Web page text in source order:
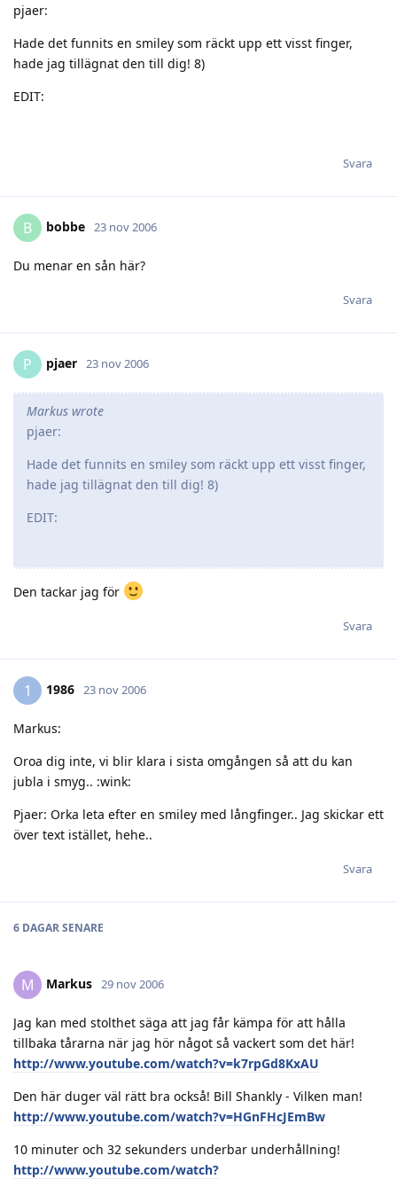
pjaer:
Hade det funnits en smiley som räckt upp ett visst finger,
hade jag tillägnat den till dig! 8)
EDIT:
Svara
B bobbe 23 nov 2006
Du menar en sån här?
Svara
P pjaer 23 nov 2006
Markus wrote
pjaer:
Hade det funnits en smiley som räckt upp ett visst finger,
hade jag tillägnat den till dig! 8)
EDIT:
Den tackar jag för
Svara
1 1986 23 nov 2006
Markus:
Oroa dig inte, vi blir klara i sista omgången så att du kan
jubla i smyg.. :wink:
Pjaer: Orka leta efter en smiley med långfinger.. Jag skickar ett
över text istället, hehe..
Svara
6 DAGARSENARE
M Markus 29 nov 2006
Jag kan med stolthet säga att jag får kämpa för att hålla
tillbaka tårarna när jag hör något så vackert som det här!
http://www.youtube.com/watch?v=k7rpGd8KxAU
Den här duger väl rätt bra också! Bill Shankly - Vilken man!
http://www.youtube.com/watch?v=HGnFHcJEmBw
10 minuter och 32 sekunders underbar underhållning!
http://www.youtube.com/watch?